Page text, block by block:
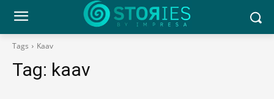
Tags Kaav
Tag: kaav